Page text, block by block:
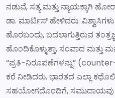
ನಡುವೆ, ಸತ್ಯ ಮತ್ತು ನ್ಯಾಯಕ್ಕಾಗಿ
ಡಾ. ಮಾರ್ಟಿಸ್ ಹೇಳಿದರು.
ಹೊರಬಂದು, ಬದಲಾಗುತ್ತಿರುವ
ಹೊಂದಿಕೊಳ್ಳುತ್ತಾ, ಸಂವಾದ
“ಪ್ರತಿ-ನಿರೂಪಣೆಗಳನ್ನು”
ಕರೆ ನೀಡಿದರು. ಭಾರತದ ಎಲ್ಲಾ
ಸಹಯೋಗದೊಂದಿಗೆ, ಸಮುದಾಯವು